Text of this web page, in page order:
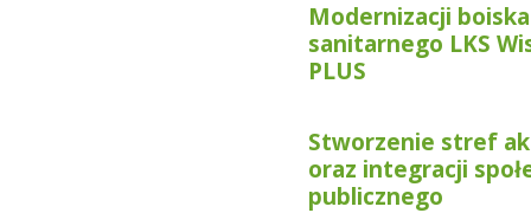
Modernizacji
sanitarnego LKS
PLUS
Stworzenie stref
oraz integracji
publicznego